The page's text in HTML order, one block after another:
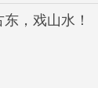
东，戏山水！